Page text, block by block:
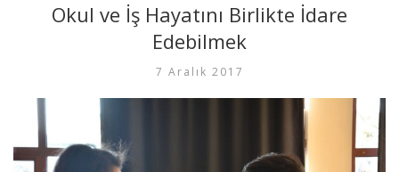
Okul ve İş Hayatını Birlikte İdare
Edebilmek
7 Aralık 2017